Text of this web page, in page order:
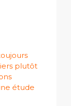
plutôt
étude